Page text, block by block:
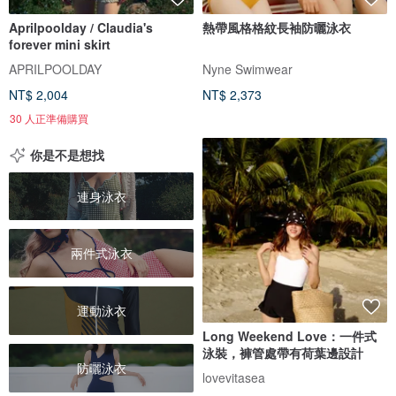
Aprilpoolday / Claudia's
forever mini skirt
APRILPOOLDAY
NT$ 2,004
30 人正準備購買
熱帶風格格紋長袖防曬泳衣
Nyne Swimwear
NT$ 2,373
你是不是想找
連身泳衣
兩件式泳衣
運動泳衣
防曬泳衣
Long Weekend Love：一件式
泳裝，褲管處帶有荷葉邊設計
lovevitasea